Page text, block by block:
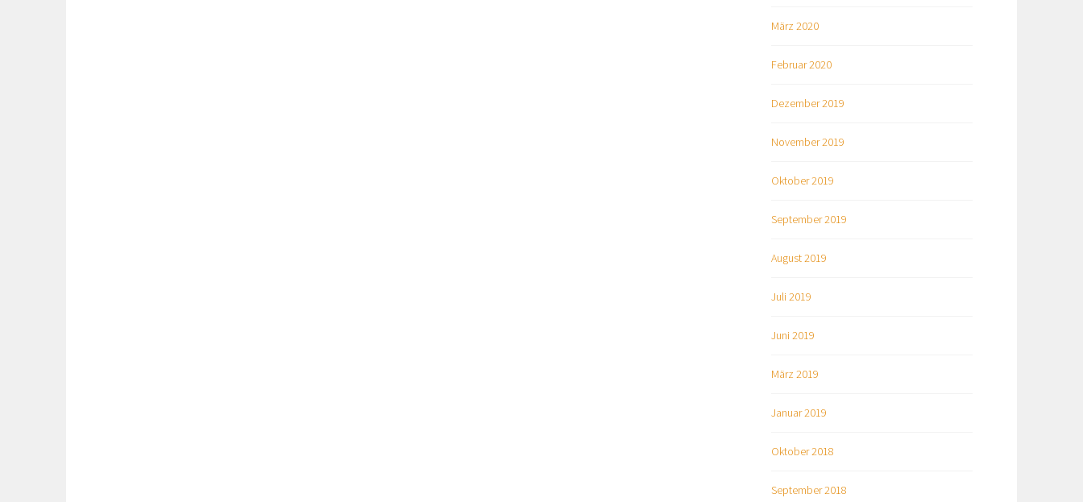
März 2020
Februar 2020
Dezember 2019
November 2019
Oktober 2019
September 2019
August 2019
Juli 2019
Juni 2019
März 2019
Januar 2019
Oktober 2018
September 2018